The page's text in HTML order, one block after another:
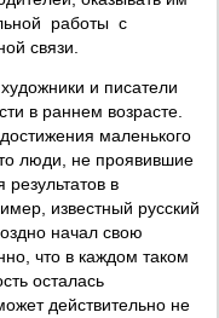
работы с
связи.
и писатели
в раннем возрасте.
маленького
люди, не проявившие
в
известный русский
начал свою
что в каждом таком
осталась
действительно не